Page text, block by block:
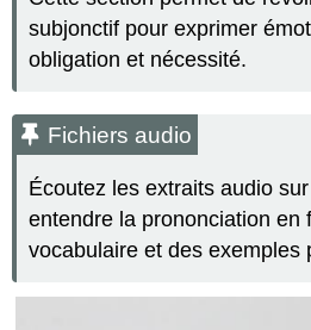
Utilisation
!
Activité
A​
Réponses
Activité
subjonctif pour exprimer
obligation et nécessité.
Fichiers audio
Écoutez les extraits audio
entendre la prononciation en
vocabulaire et des exemples